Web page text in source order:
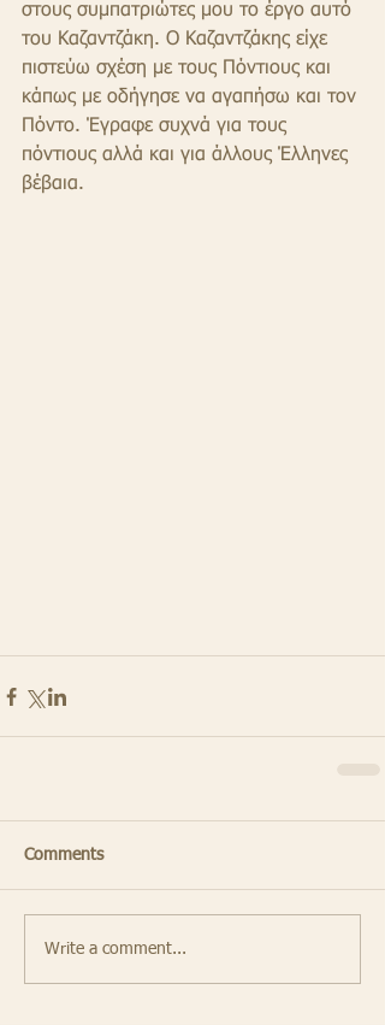
στους συμπατριώτες μου το έργο αυτό
του Καζαντζάκη. Ο Καζαντζάκης είχε
πιστεύω σχέση με τους Πόντιους και
κάπως με οδήγησε να αγαπήσω και τον
Πόντο. Έγραφε συχνά για τους
πόντιους αλλά και για άλλους Έλληνες
βέβαια.
Comments
Write a comment...